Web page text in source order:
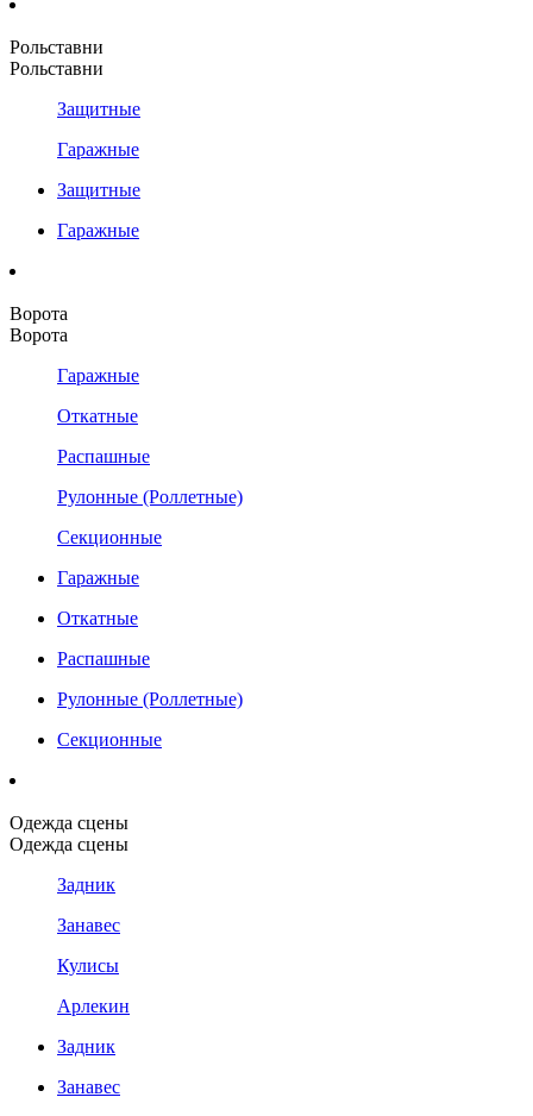
Рольставни
Рольставни
Защитные
Гаражные
Защитные
Гаражные
Ворота
Ворота
Гаражные
Откатные
Распашные
Рулонные (Роллетные)
Секционные
Гаражные
Откатные
Распашные
Рулонные (Роллетные)
Секционные
Одежда сцены
Одежда сцены
Задник
Занавес
Кулисы
Арлекин
Задник
Занавес